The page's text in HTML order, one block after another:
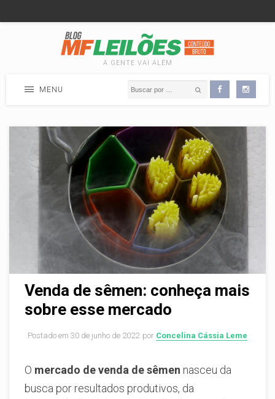
A GENTE VAI ALÉM
Venda de sêmen: conheça mais
sobre esse mercado
Postado em 30 de junho de 2022 por Concelina Cássia Leme
O mercado de venda de sêmen nasceu da
busca por resultados produtivos, da